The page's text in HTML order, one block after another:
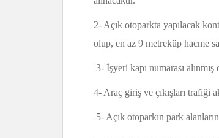
2- Açık otoparkta yapılacak
olup, en az 9 metreküp hacme
3- İşyeri kapı numarası alınmış
4- Araç giriş ve çıkışları trafiği
5- Açık otoparkın park